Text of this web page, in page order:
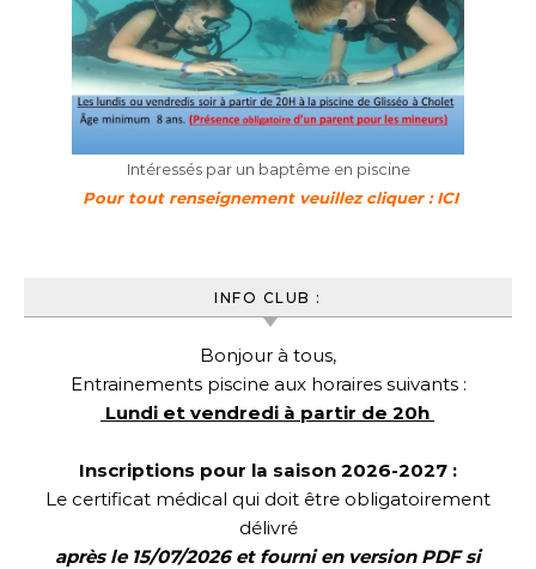
Intéressés par un baptême en piscine
Pour tout renseignement veuillez cliquer : ICI
INFO CLUB :
Bonjour à tous,
Entrainements piscine aux horaires suivants :
Lundi et vendredi à partir de 20h
Inscriptions pour la saison 2026-2027 :
Le certificat médical qui doit être obligatoirement
délivré
après le 15/07/2026 et fourni en version PDF si